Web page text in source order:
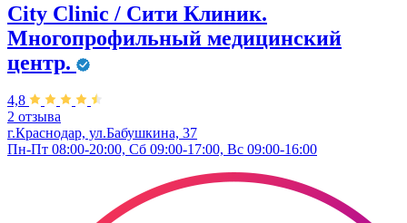
City Clinic / Сити Клиник.
Многопрофильный медицинский
центр.
4,8
2 отзыва
г.Краснодар, ул.Бабушкина, 37
Пн-Пт 08:00-20:00, Сб 09:00-17:00, Вс 09:00-16:00